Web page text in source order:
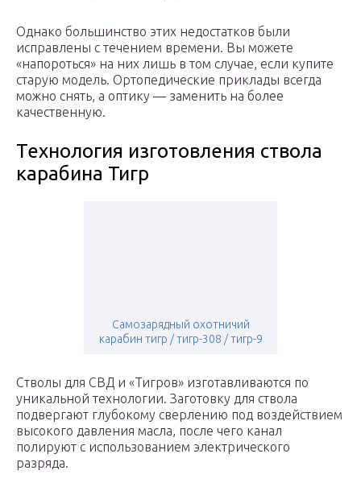
Однако большинство этих недостатков были
исправлены с течением времени. Вы можете
«напороться» на них лишь в том случае, если купите
старую модель. Ортопедические приклады всегда
можно снять, а оптику — заменить на более
качественную.
Технология изготовления ствола
карабина Тигр
Самозарядный охотничий
карабин тигр / тигр-308 / тигр-9
Стволы для СВД и «Тигров» изготавливаются по
уникальной технологии. Заготовку для ствола
подвергают глубокому сверлению под воздействием
высокого давления масла, после чего канал
полируют с использованием электрического
разряда.